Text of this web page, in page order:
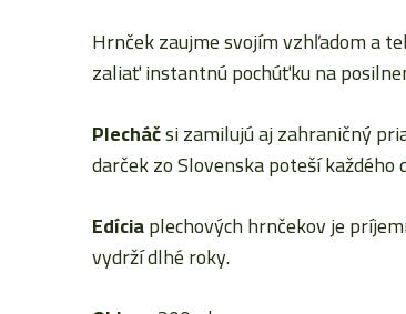
Hrnček zaujme svojím vzhľadom a
zaliať instantnú pochúťku na
Plecháčsi zamilujú aj zahraničný
darček zo Slovenska poteší
Edíciaplechových hrnčekov je
vydrží dlhé roky.